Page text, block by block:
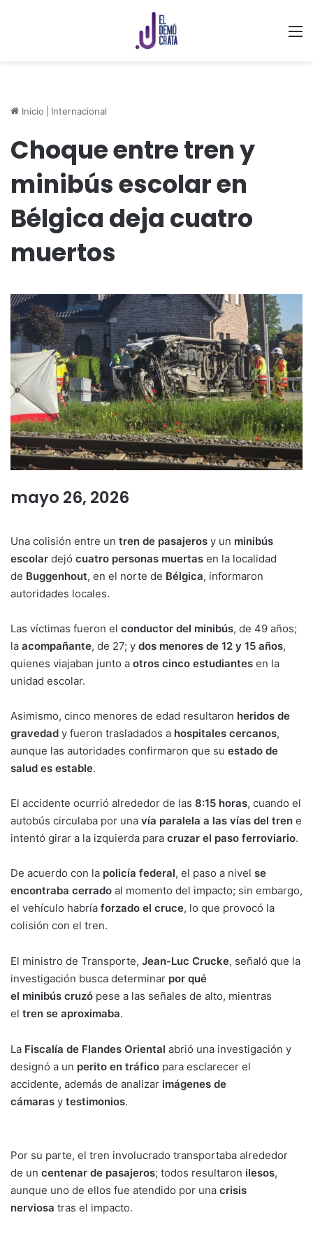
Inicio Internacional
Choque entre tren y
minibús escolar en
Bélgica deja cuatro
muertos
mayo 26, 2026
Una colisión entre un tren de pasajeros y un minibús
escolar dejó cuatro personas muertas en la localidad
de Buggenhout, en el norte de Bélgica, informaron
autoridades locales.
Las víctimas fueron el conductor del minibús, de 49 años;
la acompañante, de 27; y dos menores de 12 y 15 años,
quienes viajaban junto a otros cinco estudiantes en la
unidad escolar.
Asimismo, cinco menores de edad resultaron heridos de
gravedad y fueron trasladados a hospitales cercanos,
aunque las autoridades confirmaron que su estado de
salud es estable.
El accidente ocurrió alrededor de las 8:15 horas, cuando el
autobús circulaba por una vía paralela a las vías del tren e
intentó girar a la izquierda para cruzar el paso ferroviario.
De acuerdo con la policía federal, el paso a nivel se
encontraba cerrado al momento del impacto; sin embargo,
el vehículo habría forzado el cruce, lo que provocó la
colisión con el tren.
El ministro de Transporte, Jean-Luc Crucke, señaló que la
investigación busca determinar por qué
el minibús cruzó pese a las señales de alto, mientras
el tren se aproximaba.
La Fiscalía de Flandes Oriental abrió una investigación y
designó a un perito en tráfico para esclarecer el
accidente, además de analizar imágenes de
cámaras y testimonios.
Por su parte, el tren involucrado transportaba alrededor
de un centenar de pasajeros; todos resultaron ilesos,
aunque uno de ellos fue atendido por una crisis
nerviosa tras el impacto.